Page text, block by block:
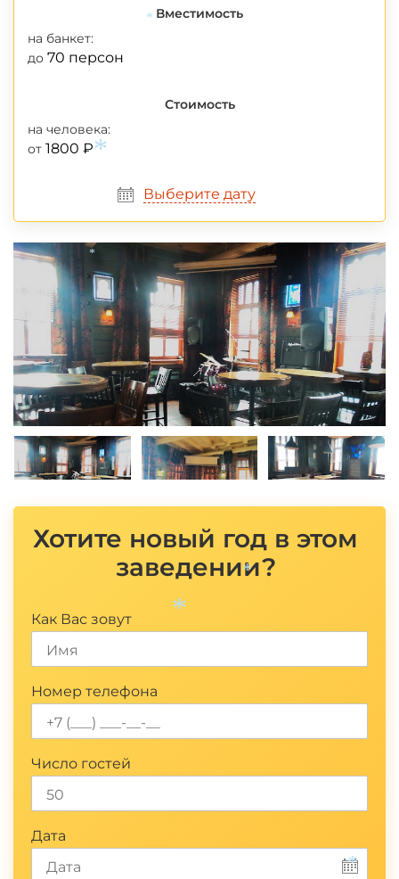
Вместимость
на банкет:
до 70 персон
Стоимость
на человека:
от 1800 ₽
Выберите дату
Хотите новый год в этом
заведении?
Как Вас зовут
Номер телефона
Число гостей
Дата
*